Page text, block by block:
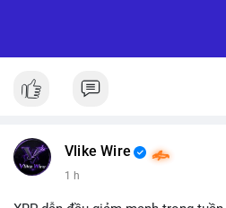
Vlike Wire
1 h